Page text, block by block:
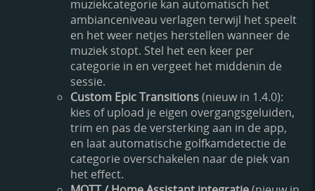
muziekcategorie kan automatisch het
ambianceniveau verlagen terwijl het speelt
en het weer netjes herstellen wanneer de
muziek stopt. Stel het een keer per
categorie in en vergeet het middenin de
sessie.
Custom Epic Transitions(nieuw in 1.4.0):
kies of upload je eigen overgangsgeluiden,
trim en pas de versterking aan in de app,
en laat automatische golfkamdetectie de
categorie overschakelen naar de piek van
het effect.